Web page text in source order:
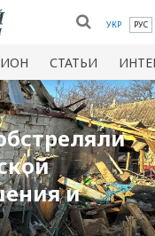
УКР РУС
СТАТЬИ
и